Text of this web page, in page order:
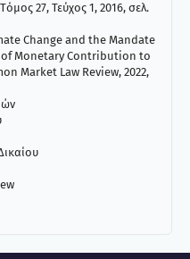
27, Τεύχος 1, 2016, σελ.
Change and the Mandate
Monetary Contribution to
Market Law Review, 2022,